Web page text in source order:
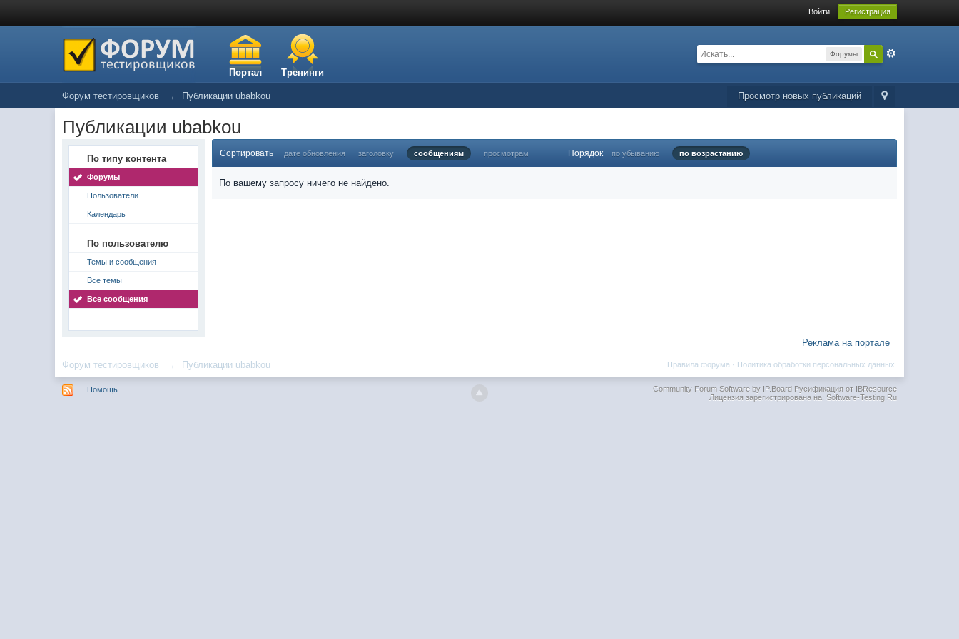
Войти Регистрация
Портал Тренинги
Форумы
Просмотр новых публикаций
Форум тестировщиков → Публикации ubabkou
Публикации ubabkou
По типу контента
Форумы
Пользователи
Календарь
По пользователю
Темы и сообщения
Все темы
Все сообщения
Сортировать дате обновления заголовку сообщениям просмотрам Порядок по убыванию по возрастанию
По вашему запросу ничего не найдено.
Реклама на портале
Форум тестировщиков → Публикации ubabkou Политика обработки персональных данных
Правила форума ·
Помощь Community Forum Software by IP.BoardРусификация от IBResource
Лицензия зарегистрирована на: Software-Testing.Ru